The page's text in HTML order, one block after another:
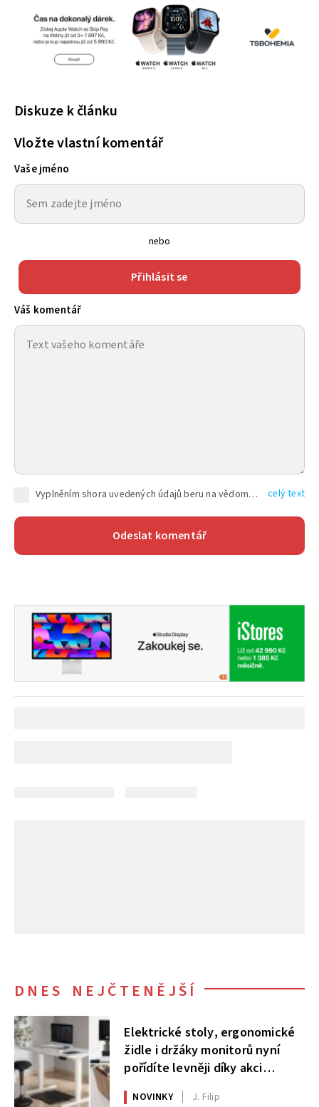
Diskuze k článku
Vložte vlastní komentář
Vaše jméno
nebo
Přihlásit se
Váš komentář
Vyplněním shora uvedených údajů beru na vědomí, že společnost TEXT FACTORY s.r.o., sídlem Brno, Durďákova 336/29, Černá Pole, PSČ: 613 00, IČ: 06157831, zapsané u Krajského soudu v Brně, oddíl C, vložka 100399, bude zpracovávat mé osobní údaje uvedené v rámci mnou vyplněného registračního formuláře na základě oprávněných zájmů TEXT FACTORY s.r.o. dle čl. 6 odst. 1 písm. f) GDPR a pro splnění právních povinností (čl. 6 odst. 1 písm. c) GDPR), a to pro tyto účely: nezbytnost zajistit oprávnění návštěvníka webových stránek provozovaných společností TEXT FACTORY s.r.o. přispívat aktivně ke zveřejněným článkům nebo v rámci diskusních fór a výkon práv TEXT FACTORY s.r.o. jako administrátora těchto diskusních fór. Více informací o zpracování osobních údajů a právech lze nalézt v celý text
DNES NEJČTENĚJŠÍ
Elektrické stoly, ergonomické
židle i držáky monitorů nyní
pořídíte levněji díky akci
AlzaErgo
NOVINKY J. Filip